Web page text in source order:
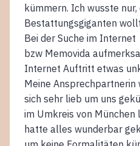
kümmern. Ich wusste
Bestattungsgiganten
Bei der Suche im
bzw Memovida
Internet Auftritt etwas
Meine Ansprechpartnerin
sich sehr lieb um uns
im Umkreis von München
hatte alles wunderbar